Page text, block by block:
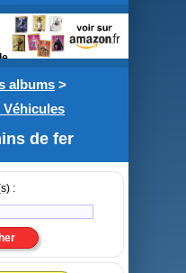
albums >
de fer
: